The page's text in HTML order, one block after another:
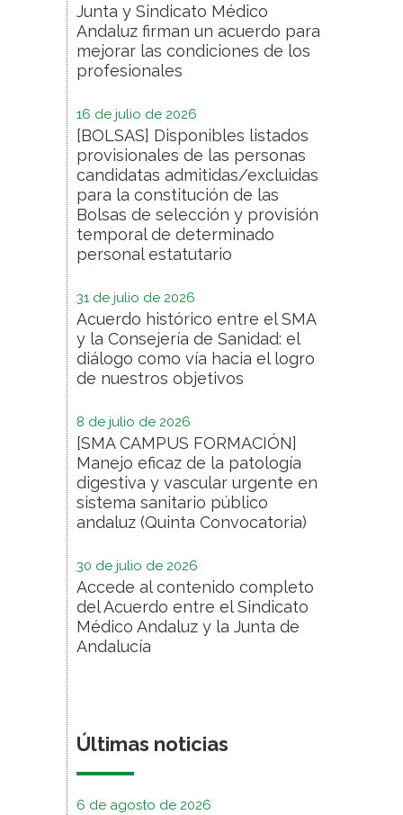
Junta y Sindicato Médico
Andaluz firman un acuerdo para
mejorar las condiciones de los
profesionales
16 de julio de 2026
[BOLSAS] Disponibles listados
provisionales de las personas
candidatas admitidas/excluidas
para la constitución de las
Bolsas de selección y provisión
temporal de determinado
personal estatutario
31 de julio de 2026
Acuerdo histórico entre el SMA
y la Consejería de Sanidad: el
diálogo como vía hacia el logro
de nuestros objetivos
8 de julio de 2026
[SMA CAMPUS FORMACIÓN]
Manejo eficaz de la patología
digestiva y vascular urgente en
sistema sanitario público
andaluz (Quinta Convocatoria)
30 de julio de 2026
Accede al contenido completo
del Acuerdo entre el Sindicato
Médico Andaluz y la Junta de
Andalucía
Últimas noticias
6 de agosto de 2026